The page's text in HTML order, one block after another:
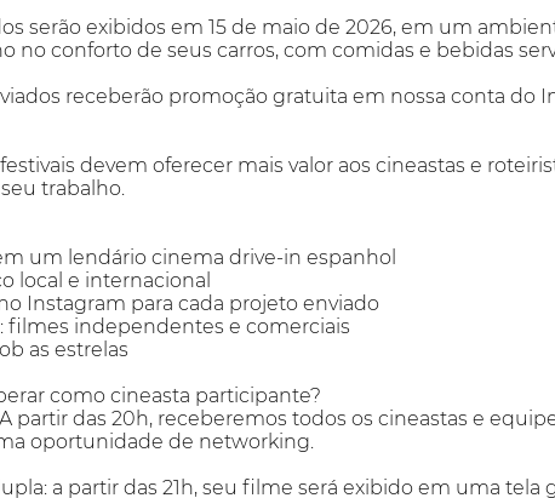
serão exibidos em 15 de maio de 2026, em um
no conforto de seus carros, com comidas e bebidas
receberão promoção gratuita em nossa conta do
devem oferecer mais valor aos cineastas e
trabalho.
um lendário cinema drive-in espanhol
local e internacional
Instagram para cada projeto enviado
filmes independentes e comerciais
as estrelas
como cineasta participante?
partir das 20h, receberemos todos os cineastas e
oportunidade de networking.
a partir das 21h, seu filme será exibido em uma